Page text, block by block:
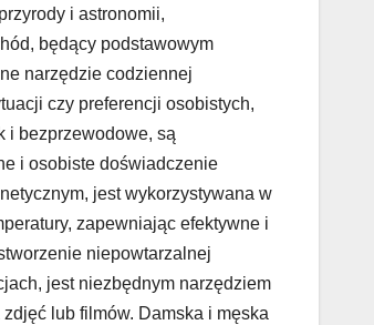
i astronomii,
będący podstawowym
narzędzie codziennej
czy preferencji osobistych,
i bezprzewodowe, są
i osobiste doświadczenie
jest wykorzystywana w
zapewniając efektywne i
niepowtarzalnej
jest niezbędnym narzędziem
lub filmów. Damska i męska